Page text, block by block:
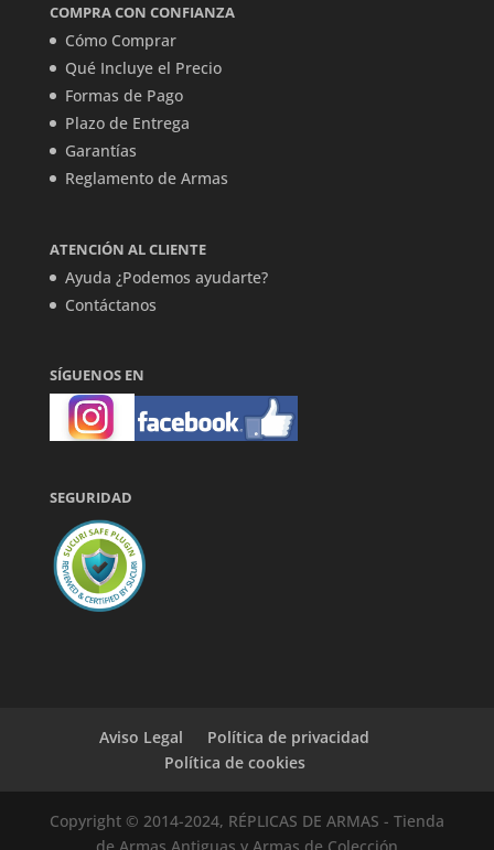
COMPRA CON CONFIANZA
Cómo Comprar
Qué Incluye el Precio
Formas de Pago
Plazo de Entrega
Garantías
Reglamento de Armas
ATENCIÓN AL CLIENTE
Ayuda ¿Podemos ayudarte?
Contáctanos
SÍGUENOS EN
SEGURIDAD
Aviso Legal
Política de privacidad
Política de cookies
Copyright © 2014-2024, RÉPLICAS DE ARMAS - Tienda